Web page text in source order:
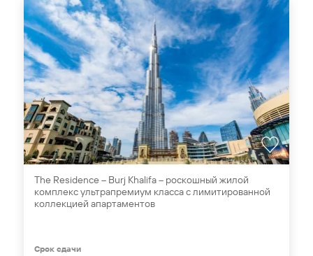
The Residence – Burj Khalifa – роскошный жилой
комплекс ультрапремиум класса с лимитированной
коллекцией апартаментов
Срок сдачи